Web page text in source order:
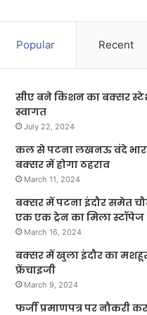
Popular Recent
सीए बने किशन का बक्सर
स्वागत
July 22, 2024
कल से पटना लखनऊ वंदे
बक्सर में होगा ठहराव
March 11, 2024
बक्सर में पटना इंदौर समेत
एक एक ट्रेन का मिला स्टॉपेज
March 16, 2024
बक्सर में खुला इंदौर का
फ्रेंचाइजी
March 9, 2024
फर्जी प्रमाणपत्र पर नौकरी